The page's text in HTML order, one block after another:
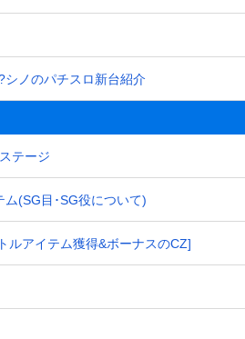
シノのパチスロ新台紹介
テージ
ム(SG目･SG役について)
ルアイテム獲得&ボーナスのCZ]